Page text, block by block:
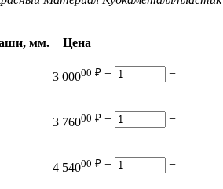
мм. Цена
3 00000 ₽ + −
3 76000 ₽ + −
4 54000 ₽ + −